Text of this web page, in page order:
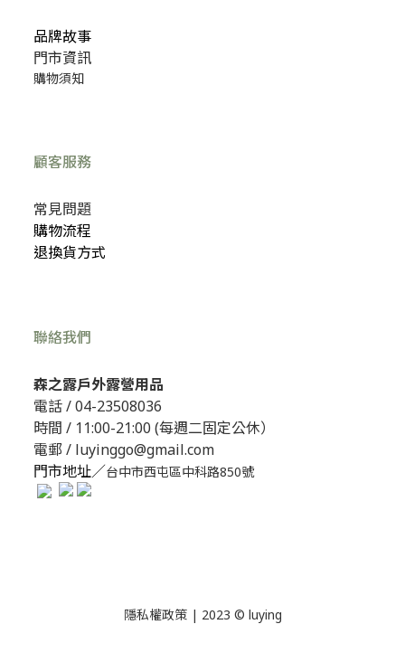
品牌故事
門市資訊
購物須知
顧客服務
常見問題
購物流程
退換貨方式
聯絡我們
森之露戶外露營用品
電話 /04-23508036
時間 / 11:00-21:00 (每週二固定公休）
電郵 / luyinggo@gmail.com
門市地址／台中市西屯區中科路850號
隱私權政策| 2023 © luying